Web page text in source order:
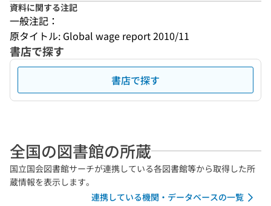
資料に関する注記
一般注記：
原タイトル: Global wage report 2010/11
書店で探す
書店で探す
全国の図書館の所蔵
国立国会図書館サーチが連携している各図書館等から取得した所
蔵情報を表示します。
連携している機関・データベースの一覧